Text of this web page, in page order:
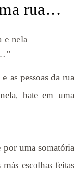
rua…
e nela
bate em uma
por uma somatória
escolhas feitas